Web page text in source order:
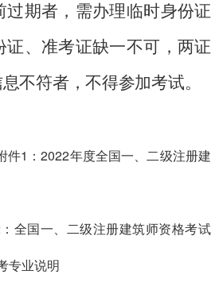
期者，需办理临时身份证
、准考证缺一不可，两证
不符者，不得参加考试。
件1：2022年度全国一、二级注册建
全国一、二级注册建筑师资格考试
专业说明